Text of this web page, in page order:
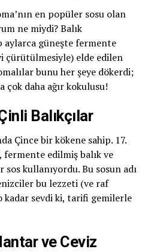
en popüler sosu olan
ne miydi? Balık
aylarca güneşte fermente
çürütülmesiyle) elde edilen
bunu her şeye dökerdi;
çok daha ağır kokulusu!
Balıkçılar
Çince bir kökene sahip. 17.
edilmiş balık ve
kullanıyordu. Bu sosun adı
bu lezzeti (ve raf
sevdi ki, tarifi gemilerle
ve Ceviz